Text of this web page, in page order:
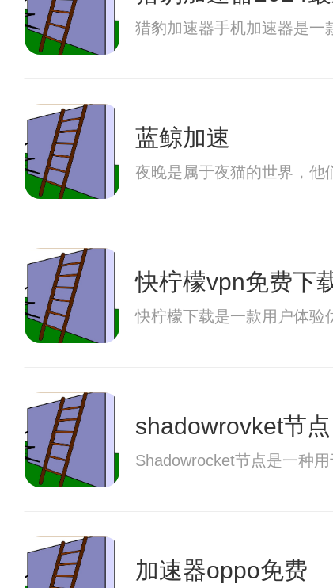
猎豹加速器手机加速器是一
蓝鲸加速
夜晚是属于夜猫的世界，他
快柠檬vpn免费下
快柠檬下载是一款用户体验
shadowrovket节点
Shadowrocket节点是一种
加速器oppo免费